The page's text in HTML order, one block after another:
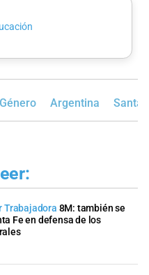
Argentina Santa
Trabajadora 8M: también se
Fe en defensa de los